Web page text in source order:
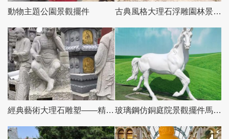
動物主題公園景觀擺件 古典風格大理石浮雕園林景觀擺件
經典藝術大理石雕塑——精美景觀擺件 玻璃鋼仿銅庭院景觀擺件馬雕塑